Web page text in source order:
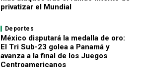
privatizar el Mundial
Deportes
México disputará la medalla de oro:
El Tri Sub-23 golea a Panamá y
avanza a la final de los Juegos
Centroamericanos